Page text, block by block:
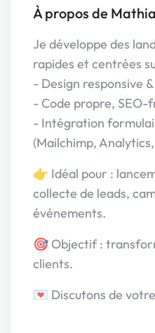
À propos de
Je développe des
rapides et centrées
- Design responsive
- Code propre,
- Intégration
(Mailchimp,
👉 Idéal pour :
collecte de leads,
événements.
🎯 Objectif :
clients.
💌 Discutons de